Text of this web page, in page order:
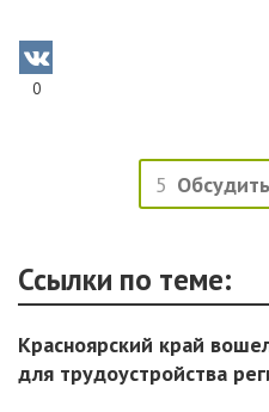
0
5
Ссылки по теме:
Красноярский край
для трудоустройства